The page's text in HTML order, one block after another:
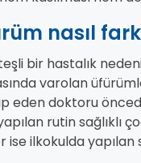
nasıl
bir hastalık
varolan
eden doktoru
rutin
ilkokulda